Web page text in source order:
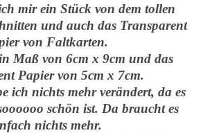
mir ein Stück von dem tollen
und auch das Transparent
von Faltkarten.
Maß von 6cm x 9cm und das
Papier von 5cm x 7cm.
ich nichts mehr verändert, da es
schön ist. Da braucht es
nichts mehr.